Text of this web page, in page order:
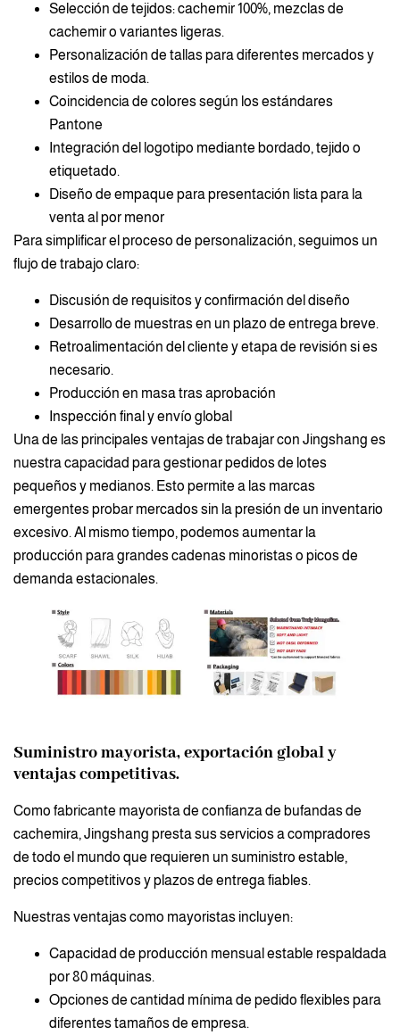
Selección de tejidos: cachemir 100%, mezclas de
cachemir o variantes ligeras.
Personalización de tallas para diferentes mercados y
estilos de moda.
Coincidencia de colores según los estándares
Pantone
Integración del logotipo mediante bordado, tejido o
etiquetado.
Diseño de empaque para presentación lista para la
venta al por menor
Para simplificar el proceso de personalización, seguimos un
flujo de trabajo claro:
Discusión de requisitos y confirmación del diseño
Desarrollo de muestras en un plazo de entrega breve.
Retroalimentación del cliente y etapa de revisión si es
necesario.
Producción en masa tras aprobación
Inspección final y envío global
Una de las principales ventajas de trabajar con Jingshang es
nuestra capacidad para gestionar pedidos de lotes
pequeños y medianos. Esto permite a las marcas
emergentes probar mercados sin la presión de un inventario
excesivo. Al mismo tiempo, podemos aumentar la
producción para grandes cadenas minoristas o picos de
demanda estacionales.
Suministro mayorista, exportación global y
ventajas competitivas.
Como fabricante mayorista de confianza de bufandas de
cachemira, Jingshang presta sus servicios a compradores
de todo el mundo que requieren un suministro estable,
precios competitivos y plazos de entrega fiables.
Nuestras ventajas como mayoristas incluyen:
Capacidad de producción mensual estable respaldada
por 80 máquinas.
Opciones de cantidad mínima de pedido flexibles para
diferentes tamaños de empresa.